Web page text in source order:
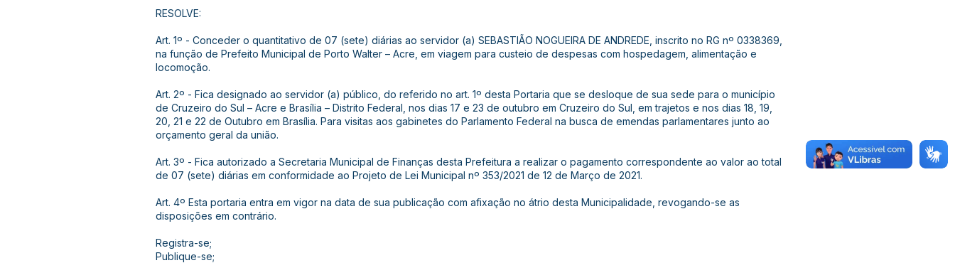
RESOLVE:
Art. 1º - Conceder o quantitativo de 07 (sete) diárias ao servidor (a) SEBASTIÃO NOGUEIRA DE ANDREDE, inscrito no RG nº 0338369,
na função de Prefeito Municipal de Porto Walter – Acre, em viagem para custeio de despesas com hospedagem, alimentação e
locomoção.
Art. 2º - Fica designado ao servidor (a) público, do referido no art. 1º desta Portaria que se desloque de sua sede para o município
de Cruzeiro do Sul – Acre e Brasília – Distrito Federal, nos dias 17 e 23 de outubro em Cruzeiro do Sul, em trajetos e nos dias 18, 19,
20, 21 e 22 de Outubro em Brasília. Para visitas aos gabinetes do Parlamento Federal na busca de emendas parlamentares junto ao
orçamento geral da união.
Art. 3º - Fica autorizado a Secretaria Municipal de Finanças desta Prefeitura a realizar o pagamento correspondente ao valor ao total
de 07 (sete) diárias em conformidade ao Projeto de Lei Municipal nº 353/2021 de 12 de Março de 2021.
Art. 4º Esta portaria entra em vigor na data de sua publicação com afixação no átrio desta Municipalidade, revogando-se as
disposições em contrário.
Registra-se;
Publique-se;